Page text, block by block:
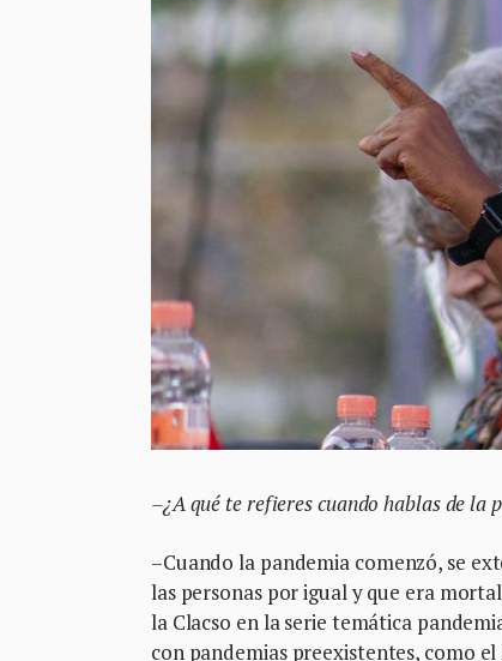
–¿A qué te refieres cuando hablas de
–Cuando la pandemia comenzó, se
las personas por igual y que era
la Clacso en la serie temática
con pandemias preexistentes, como